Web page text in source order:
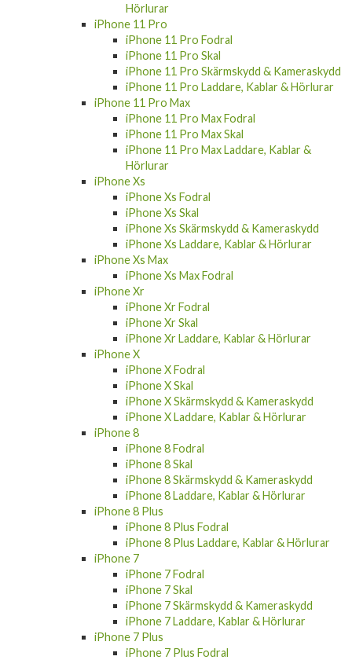
Hörlurar
iPhone 11 Pro
iPhone 11 Pro Fodral
iPhone 11 Pro Skal
iPhone 11 Pro Skärmskydd & Kameraskydd
iPhone 11 Pro Laddare, Kablar & Hörlurar
iPhone 11 Pro Max
iPhone 11 Pro Max Fodral
iPhone 11 Pro Max Skal
iPhone 11 Pro Max Laddare, Kablar &
Hörlurar
iPhone Xs
iPhone Xs Fodral
iPhone Xs Skal
iPhone Xs Skärmskydd & Kameraskydd
iPhone Xs Laddare, Kablar & Hörlurar
iPhone Xs Max
iPhone Xs Max Fodral
iPhone Xr
iPhone Xr Fodral
iPhone Xr Skal
iPhone Xr Laddare, Kablar & Hörlurar
iPhone X
iPhone X Fodral
iPhone X Skal
iPhone X Skärmskydd & Kameraskydd
iPhone X Laddare, Kablar & Hörlurar
iPhone 8
iPhone 8 Fodral
iPhone 8 Skal
iPhone 8 Skärmskydd & Kameraskydd
iPhone 8 Laddare, Kablar & Hörlurar
iPhone 8 Plus
iPhone 8 Plus Fodral
iPhone 8 Plus Laddare, Kablar & Hörlurar
iPhone 7
iPhone 7 Fodral
iPhone 7 Skal
iPhone 7 Skärmskydd & Kameraskydd
iPhone 7 Laddare, Kablar & Hörlurar
iPhone 7 Plus
iPhone 7 Plus Fodral